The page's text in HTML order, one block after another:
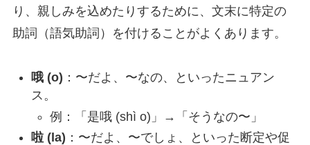
り、親しみを込めたりするために、文末に特定の
助詞（語気助詞）を付けることがよくあります。
哦 (o) ：〜だよ、〜なの、といったニュアン
ス。
例：「是哦 (shì o)」→「そうなの〜」
啦 (la) ：〜だよ、〜でしょ、といった断定や促